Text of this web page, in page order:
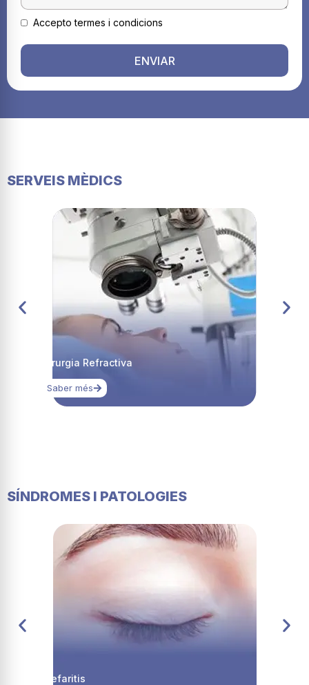
Accepto termes i condicions
ENVIAR
SERVEIS MÈDICS
Cirurgia Refractiva
Saber més
SÍNDROMES I PATOLOGIES
Blefaritis